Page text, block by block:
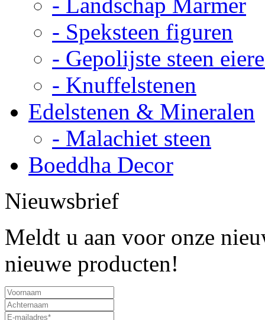
- Speksteen figuren
- Gepolijste steen
- Knuffelstenen
Edelstenen & Mineralen
- Malachiet steen
Boeddha Decor
Nieuwsbrief
Meldt u aan voor onze
nieuwe producten!